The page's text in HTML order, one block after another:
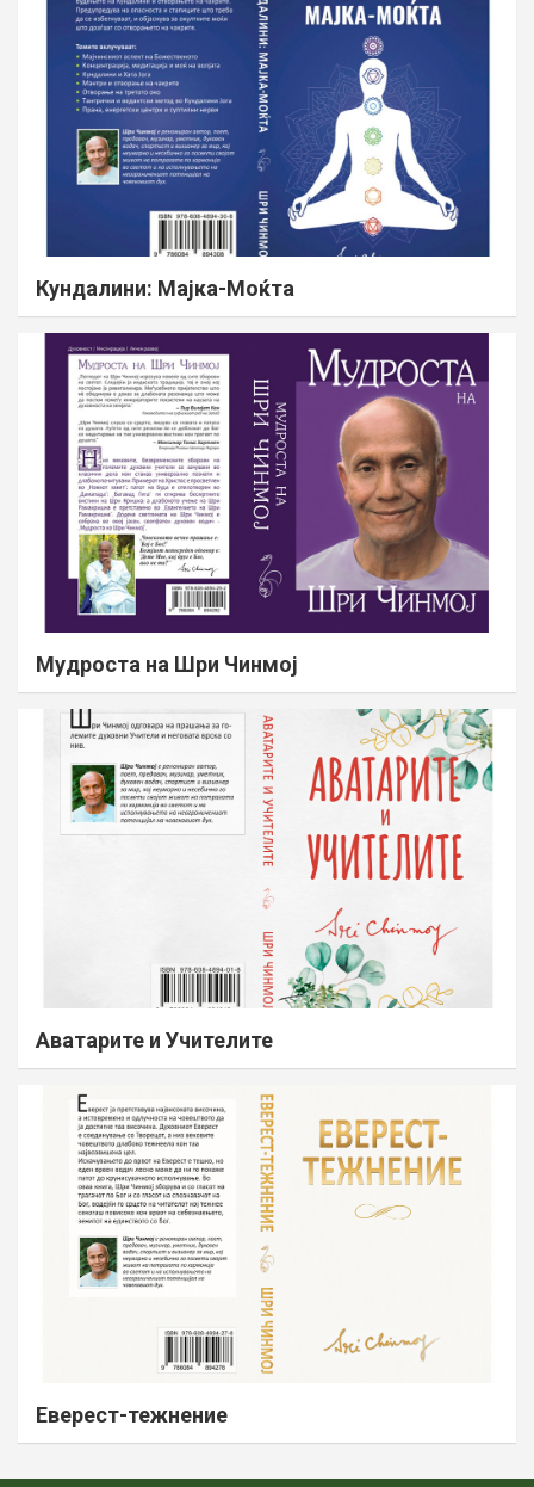
Кундалини: Мајка-Моќта
Мудроста на Шри Чинмој
Аватарите и Учителите
Еверест-тежнение